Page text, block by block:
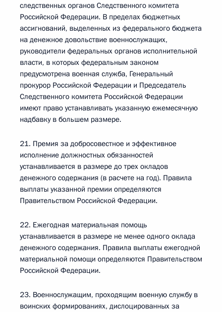
следственных органов Следственного комитета
Российской Федерации. В пределах бюджетных
ассигнований, выделенных из федерального бюджета
на денежное довольствие военнослужащих,
руководители федеральных органов исполнительной
власти, в которых федеральным законом
предусмотрена военная служба, Генеральный
прокурор Российской Федерации и Председатель
Следственного комитета Российской Федерации
имеют право устанавливать указанную ежемесячную
надбавку в большем размере.
21. Премия за добросовестное и эффективное
исполнение должностных обязанностей
устанавливается в размере до трех окладов
денежного содержания (в расчете на год). Правила
выплаты указанной премии определяются
Правительством Российской Федерации.
22. Ежегодная материальная помощь
устанавливается в размере не менее одного оклада
денежного содержания. Правила выплаты ежегодной
материальной помощи определяются Правительством
Российской Федерации.
23. Военнослужащим, проходящим военную службу в
воинских формированиях, дислоцированных за